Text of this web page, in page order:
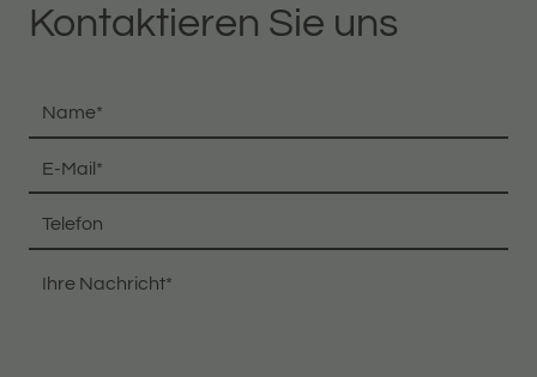
Kontaktieren Sie uns